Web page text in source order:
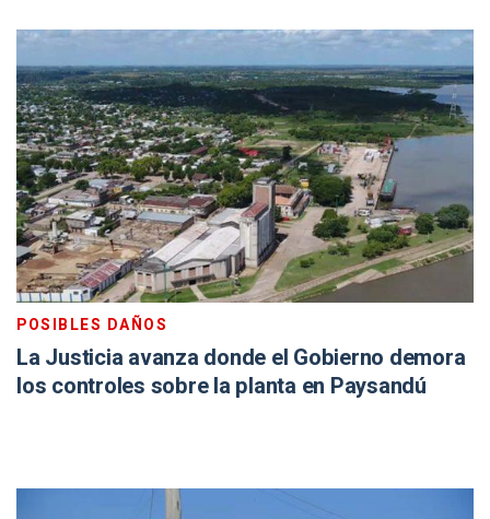
POSIBLES DAÑOS
La Justicia avanza donde el Gobierno demora
los controles sobre la planta en Paysandú